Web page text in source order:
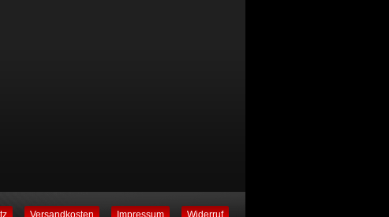
Versandkosten Impressum Widerruf